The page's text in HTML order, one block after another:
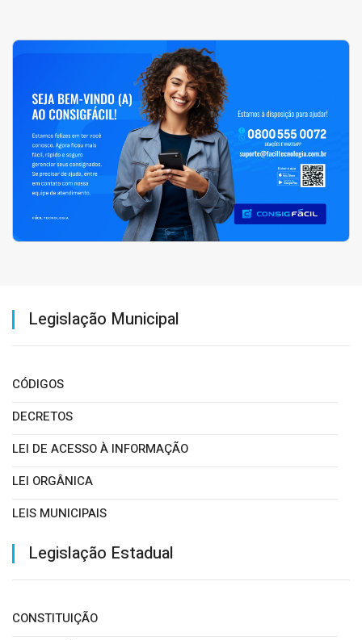
Legislação Municipal
CÓDIGOS
DECRETOS
LEI DE ACESSO À INFORMAÇÃO
LEI ORGÂNICA
LEIS MUNICIPAIS
PORTARIAS
Legislação Estadual
CONSTITUIÇÃO